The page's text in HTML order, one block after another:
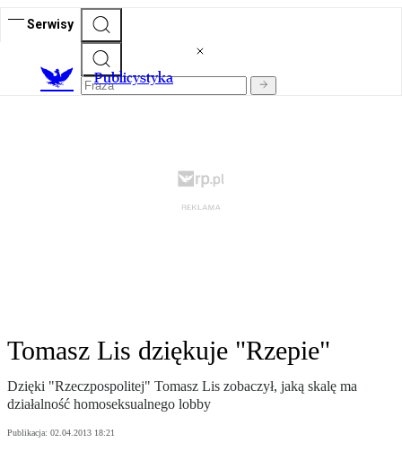
Serwisy
Publicystyka
Tomasz Lis dziękuje "Rzepie"
Dzięki "Rzeczpospolitej" Tomasz Lis zobaczył, jaką skalę ma
działalność homoseksualnego lobby
Publikacja: 02.04.2013 18:21